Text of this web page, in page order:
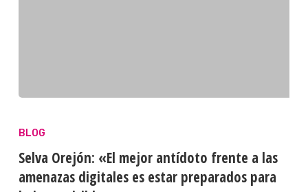
BLOG
Selva Orejón: «El mejor antídoto frente a las
amenazas digitales es estar preparados para